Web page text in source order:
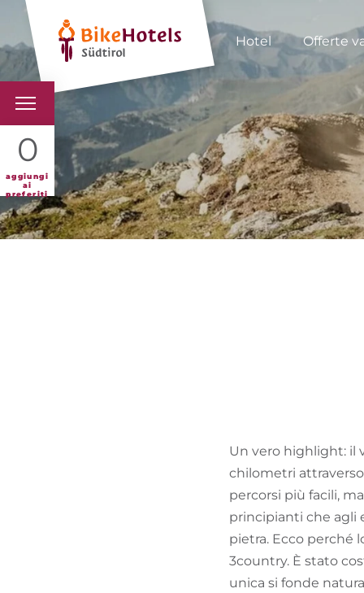
Hotel Offerte
0
aggiungi
ai
preferiti
BIKEHOTELS
HOTELS & PACCHETTI
TOUR & TERRITORI
Un vero highlight: il
chilometri
percorsi più facili,
principianti che agli
pietra. Ecco perché
3country. È stato
unica si fonde